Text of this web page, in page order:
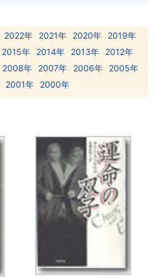
2022年 2021年 2020年
2019年
2015年 2014年 2013年
2012年
2008年 2007年 2006年
2005年
2001年 2000年